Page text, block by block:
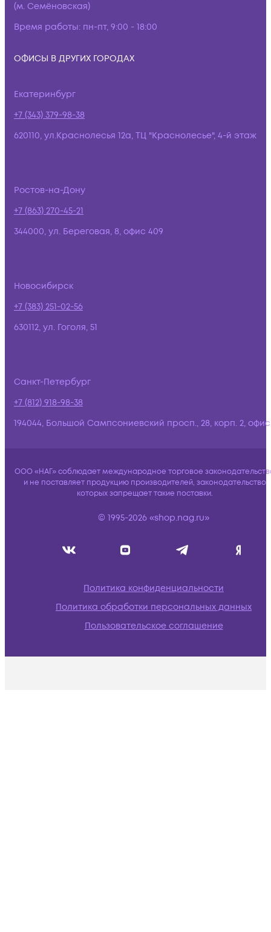
(м. Семёновская)
Время работы: пн-пт, 9:00 - 18:00
ОФИСЫ В ДРУГИХ ГОРОДАХ
Екатеринбург
+7 (343) 379-98-38
620110, ул.Краснолесья 12а, ТЦ "Краснолесье", 4-й этаж
Ростов-на-Дону
+7 (863) 270-45-21
344000, ул. Береговая, 8, офис 409
Новосибирск
+7 (383) 251-02-56
630112, ул. Гоголя, 51
Санкт-Петербург
+7 (812) 918-98-38
194044, Большой Сампсониевский просп., 28, корп. 2,
ООО «НАГ» соблюдает международное торговое
и не поставляет продукцию производителей, законодательство
которых запрещает такие поставки.
© 1995-2026 «shop.nag.ru»
Политика конфиденциальности
Политика обработки персональных данных
Пользовательское соглашение